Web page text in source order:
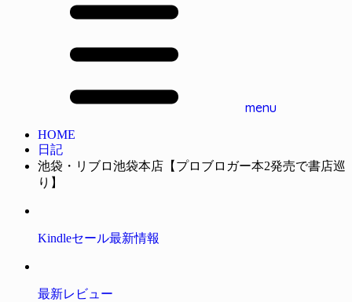
menu
HOME
日記
池袋・リブロ池袋本店【プロブロガー本2発売で書店巡
り】
Kindleセール最新情報
最新レビュー